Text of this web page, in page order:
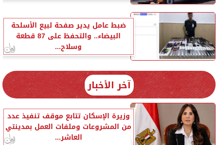
ضبط عامل يدير صفحة لبيع الأسلحة
البيضاء.. والتحفظ على 87 قطعة
وسلاح...
آخر الأخبار
وزيرة الإسكان تتابع موقف تنفيذ عدد
من المشروعات وملفات العمل بمدينتي
العاشر...